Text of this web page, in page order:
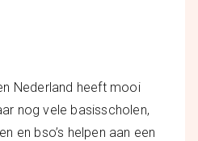
Nederland heeft mooi
nog vele basisscholen,
en bso’s helpen aan een